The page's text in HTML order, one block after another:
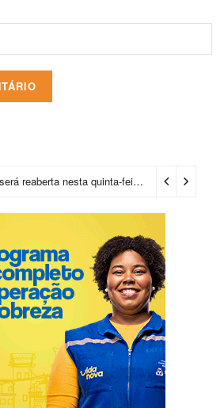
Casa do Benin será reaberta nesta quinta-feira (6) 1 dia ago